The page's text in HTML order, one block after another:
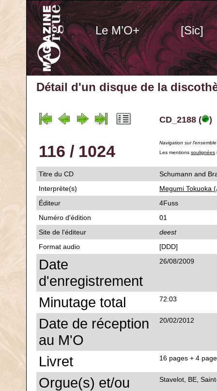
Le M’O+ [Sic]
Détail d'un disque de la
CD_2188 ( )
116 / 1024
Navigation sur
Les mentions soulignées
Titre du CD
Schumann
Interprète(s)
Megumi Tokuoka
Éditeur
4Fuss
Numéro d'édition
01
Site de l'éditeur
deest
Format audio
[DDD]
Date
d'enregistrement
26/08/2009
Minutage total 72:03
Date de réception
au M'O
20/02/2012
Livret 16 pages + 4
Orgue(s) et/ou
Stavelot, BE,